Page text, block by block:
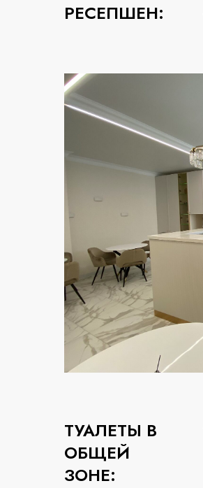
РЕСЕПШЕН:
ТУАЛЕТЫ В
ОБЩЕЙ
ЗОНЕ: